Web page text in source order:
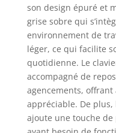
son design épuré et
grise sobre qui
environnement de
léger, ce qui facilite
quotidienne. Le
accompagné de
agencements,
appréciable. De
ajoute une touche